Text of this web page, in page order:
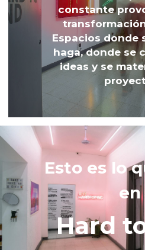
constante
Espacios donde
haga, donde se
ideas y se
Esto es lo
en
Hard